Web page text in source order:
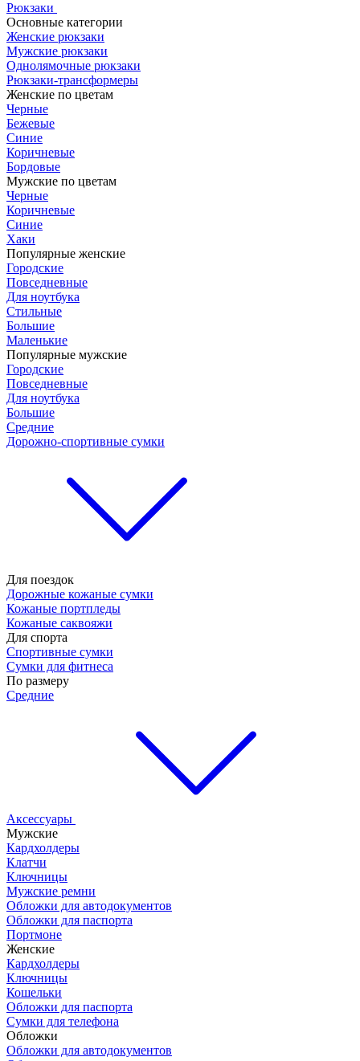
Рюкзаки
Основные категории
Женские рюкзаки
Мужские рюкзаки
Однолямочные рюкзаки
Рюкзаки-трансформеры
Женские по цветам
Черные
Бежевые
Синие
Коричневые
Бордовые
Мужские по цветам
Черные
Коричневые
Синие
Хаки
Популярные женские
Городские
Повседневные
Для ноутбука
Стильные
Большие
Маленькие
Популярные мужские
Городские
Повседневные
Для ноутбука
Большие
Средние
Дорожно-спортивные сумки
Для поездок
Дорожные кожаные сумки
Кожаные портпледы
Кожаные саквояжи
Для спорта
Спортивные сумки
Сумки для фитнеса
По размеру
Средние
Аксессуары
Мужские
Кардхолдеры
Клатчи
Ключницы
Мужские ремни
Обложки для автодокументов
Обложки для паспорта
Портмоне
Женские
Кардхолдеры
Ключницы
Кошельки
Обложки для паспорта
Сумки для телефона
Обложки
Обложки для автодокументов